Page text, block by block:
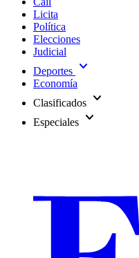
Licita
Política
Elecciones
Judicial
Deportes expand_more
Economía
Clasificados expand_more
Especiales expand_more